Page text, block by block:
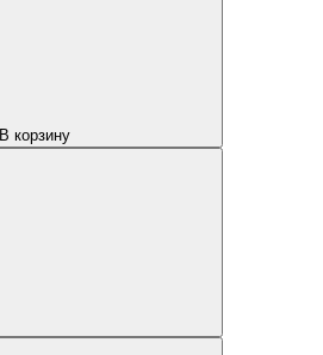
В корзину